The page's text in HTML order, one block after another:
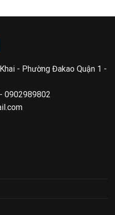
- Phường Đakao Quận 1 -
0902989802